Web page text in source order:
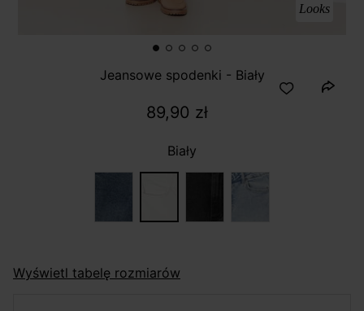
Looks
Jeansowe spodenki - Biały
89,90 zł
Biały
Wyświetl tabelę rozmiarów